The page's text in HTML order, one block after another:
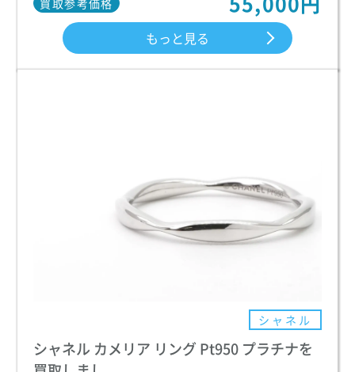
買取参考価格
もっと見る
シャネル
シャネル カメリア リング Pt950 プラチナを